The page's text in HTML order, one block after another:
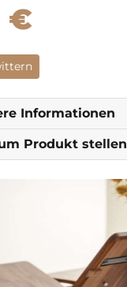
€
weitere Informationen
Produkt stellen